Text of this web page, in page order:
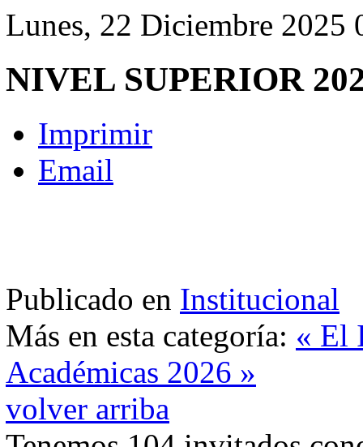
Lunes, 22 Diciembre 2025
NIVEL SUPERIOR
Imprimir
Email
Publicado en Institucional
Más en esta categoría: « El
Académicas 2026 »
volver arriba